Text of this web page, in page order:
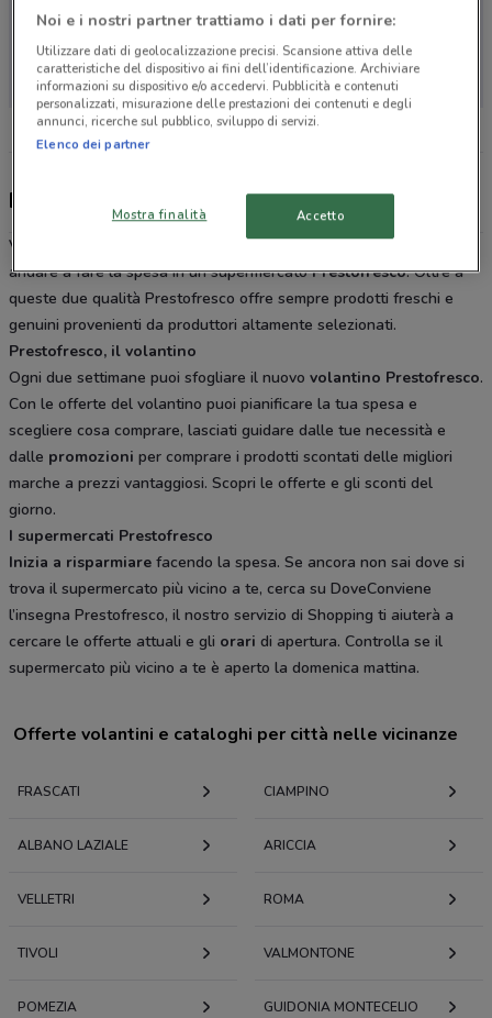
Non ci sono negozi nelle vicinanze
Prestofresco, offerte e negozi
Vicinanza e convenienza sono le due principali motivazioni per
andare a fare la spesa in un supermercatoPrestofresco. Oltre a
queste due qualità Prestofresco offre sempre prodotti freschi e
genuini provenienti da produttori altamente selezionati.
Prestofresco, il volantino
Ogni due settimane puoi sfogliare il nuovo volantino Prestofresco.
Con le offerte del volantino puoi pianificare la tua spesa e
scegliere cosa comprare, lasciati guidare dalle tue necessità e
dalle promozioni per comprare i prodotti scontati delle migliori
marche a prezzi vantaggiosi. Scopri le offerte e gli sconti del
giorno.
I supermercati Prestofresco
Inizia a risparmiare facendo la spesa. Se ancora non sai dove si
trova il supermercato più vicino a te, cerca su DoveConviene
l’insegna Prestofresco, il nostro servizio di Shopping ti aiuterà a
cercare le offerte attuali e gli orari di apertura. Controlla se il
supermercato più vicino a te è aperto la domenica mattina.
Offerte volantini e cataloghi per città nelle vicinanze
FRASCATI CIAMPINO
ALBANO LAZIALE ARICCIA
VELLETRI ROMA
TIVOLI VALMONTONE
POMEZIA GUIDONIA MONTECELIO
Noi e i nostri partner trattiamo i dati per fornire:
Utilizzare dati di geolocalizzazione precisi. Scansione attiva delle
caratteristiche del dispositivo ai fini dell’identificazione. Archiviare
informazioni su dispositivo e/o accedervi. Pubblicità e contenuti
personalizzati, misurazione delle prestazioni dei contenuti e degli
annunci, ricerche sul pubblico, sviluppo di servizi.
Elenco dei partner
Mostra finalità Accetto